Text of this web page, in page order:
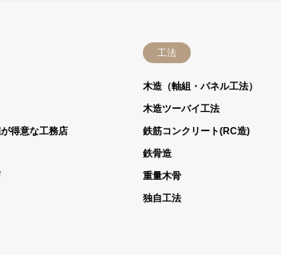
得意な工務店
工法
木造（軸組・パネル工法）
木造ツーバイ工法
鉄筋コンクリート(RC造)
鉄骨造
重量木骨
独自工法